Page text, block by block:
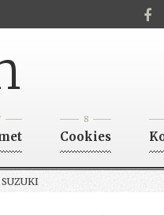
8
Cookies